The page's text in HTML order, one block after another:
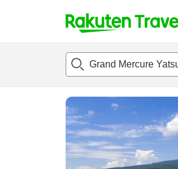
t
p
a
g
e
s
แนะนำที่พักห้องพักและแพลน